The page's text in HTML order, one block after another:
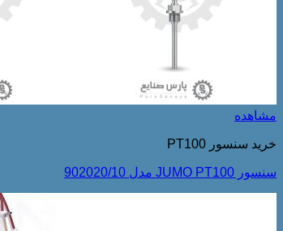
مشاهده
خرید سنسور PT100
سنسور JUMO PT100 مدل 902020/10